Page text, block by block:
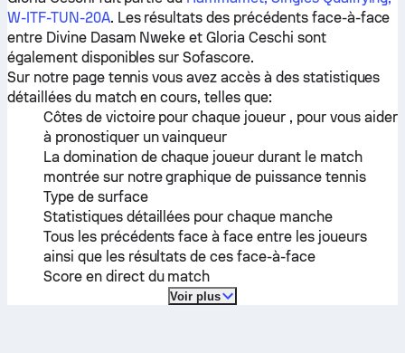
W-ITF-TUN-20A. Les résultats des précédents face-à-face
entre Divine Dasam Nweke etGloria Ceschi sont
également disponibles sur Sofascore.
Sur notre page tennis vous avez accès à des statistiques
détaillées du match en cours, telles que:
Côtes de victoire pour chaque joueur , pour vous aider
à pronostiquer un vainqueur
La domination de chaque joueur durant le match
montrée sur notre graphique de puissance tennis
Type de surface
Statistiques détaillées pour chaque manche
Tous les précédents face à face entre les joueurs
ainsi que les résultats de ces face-à-face
Score en direct du match
Voir plus